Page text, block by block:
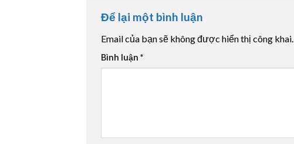
Để lại một bình luận
Email của bạn sẽ không được hiển thị công khai.
Bình luận *